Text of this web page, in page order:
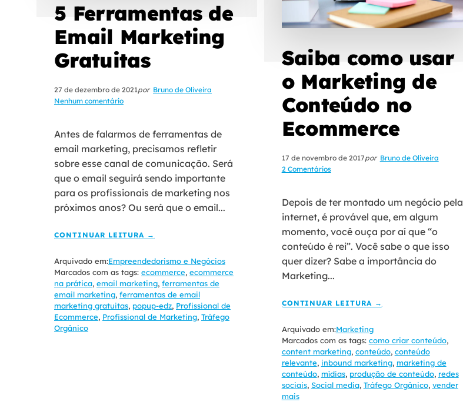
5 Ferramentas de
Email Marketing
Gratuitas
27 de dezembro de 2021por Bruno de Oliveira
Nenhum comentário
Antes de falarmos de ferramentas de
email marketing, precisamos refletir
sobre esse canal de comunicação. Será
que o email seguirá sendo importante
para os profissionais de marketing nos
próximos anos? Ou será que o email...
CONTINUAR LEITURA →
Arquivado em:Empreendedorismo e Negócios
Marcados com as tags: ecommerce, ecommerce
na prática, email marketing, ferramentas de
email marketing, ferramentas de email
marketing gratuitas, popup-edz, Profissional de
Ecommerce, Profissional de Marketing, Tráfego
Orgânico
Saiba como usar
o Marketing de
Conteúdo no
Ecommerce
17 de novembro de 2017por Bruno de Oliveira
2 Comentários
Depois de ter montado um negócio pela
internet, é provável que, em algum
momento, você ouça por aí que “o
conteúdo é rei”. Você sabe o que isso
quer dizer? Sabe a importância do
Marketing...
CONTINUAR LEITURA →
Arquivado em:Marketing
Marcados com as tags: como criar conteúdo,
content marketing, conteúdo, conteúdo
relevante, inbound marketing, marketing de
conteúdo, mídias, produção de conteúdo, redes
sociais, Social media, Tráfego Orgânico, vender
mais